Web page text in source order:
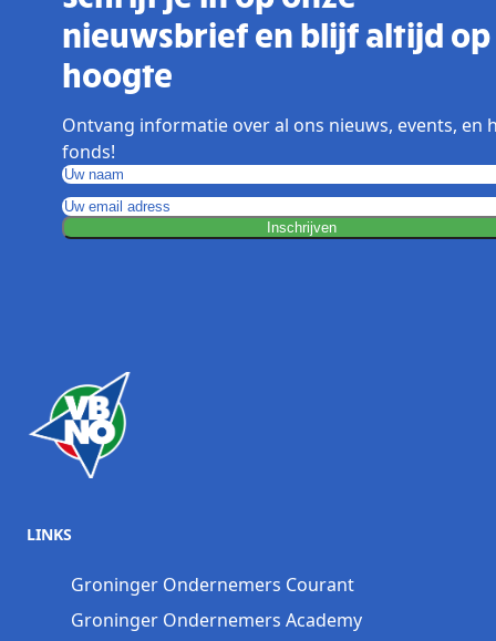
nieuwsbrief en blijf altijd op
hoogte
Ontvang informatie over al ons nieuws, events, en
fonds!
Inschrijven
LINKS
Groninger Ondernemers Courant
Groninger Ondernemers Academy